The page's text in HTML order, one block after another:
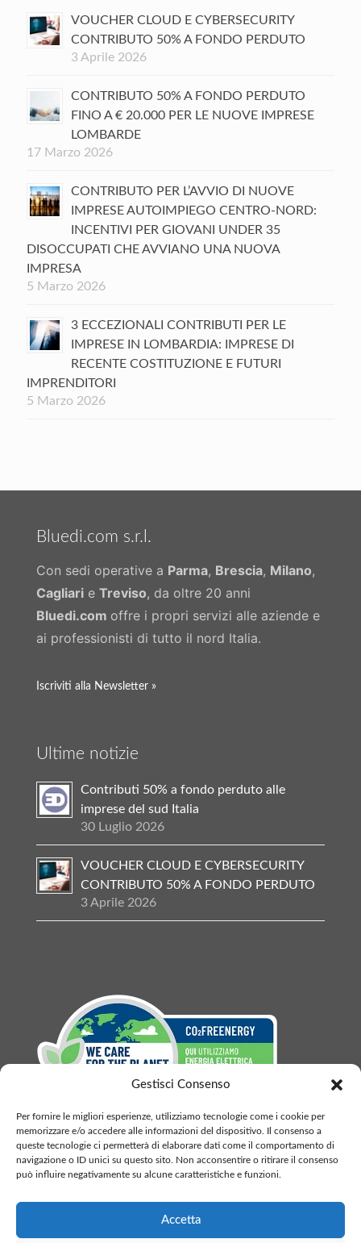
Gestisci Consenso
Per fornire le migliori esperienze, utilizziamo tecnologie come i cookie per
memorizzare e/o accedere alle informazioni del dispositivo. Il consenso a
queste tecnologie ci permetterà di elaborare dati come il comportamento di
navigazione o ID unici su questo sito. Non acconsentire o ritirare il consenso
può influire negativamente su alcune caratteristiche e funzioni.
Accetta
VOUCHER CLOUD E CYBERSECURITY
CONTRIBUTO 50% A FONDO PERDUTO
3 Aprile 2026
CONTRIBUTO 50% A FONDO PERDUTO
FINO A € 20.000 PER LE NUOVE IMPRESE
LOMBARDE
17 Marzo 2026
CONTRIBUTO PER L’AVVIO DI NUOVE
IMPRESE AUTOIMPIEGO CENTRO-NORD:
INCENTIVI PER GIOVANI UNDER 35
DISOCCUPATI CHE AVVIANO UNA NUOVA
IMPRESA
5 Marzo 2026
3 ECCEZIONALI CONTRIBUTI PER LE
IMPRESE IN LOMBARDIA: IMPRESE DI
RECENTE COSTITUZIONE E FUTURI
IMPRENDITORI
5 Marzo 2026
Bluedi.com s.r.l.
Con sedi operative a Parma, Brescia, Milano,
Cagliari e Treviso, da oltre 20 anni
Bluedi.com offre i propri servizi alle aziende e
ai professionisti di tutto il nord Italia.
Iscriviti alla Newsletter »
Ultime notizie
Contributi 50% a fondo perduto alle
imprese del sud Italia
30 Luglio 2026
VOUCHER CLOUD E CYBERSECURITY
CONTRIBUTO 50% A FONDO PERDUTO
3 Aprile 2026
2503750